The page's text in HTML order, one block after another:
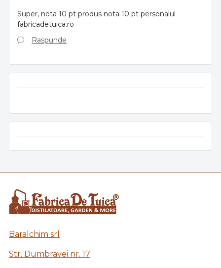
Super, nota 10 pt produs nota 10 pt personalul
fabricadetuica.ro
Raspunde
Baralchim srl
Str. Dumbravei nr. 17